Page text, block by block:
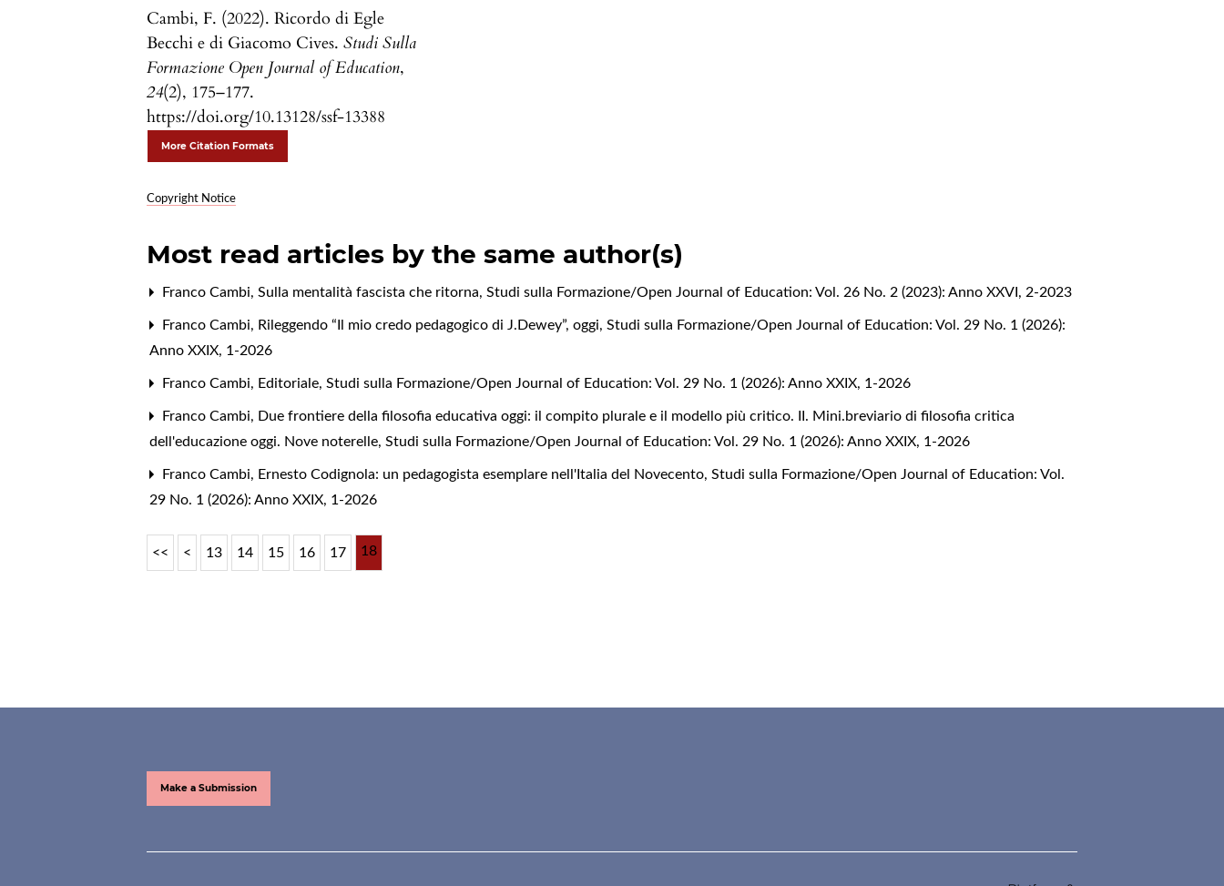
Cambi, F. (2022). Ricordo di Egle
Becchi e di Giacomo Cives.Studi Sulla
Formazione Open Journal of Education,
24(2), 175–177.
https://doi.org/10.13128/ssf-13388
More Citation Formats
Copyright Notice
Most read articles by the same author(s)
Franco Cambi,Sulla mentalità fascista che ritorna,Studi sulla Formazione/Open Journal of Education: Vol. 26 No. 2 (2023): Anno XXVI, 2-2023
Franco Cambi, Rileggendo “Il mio credo pedagogico di J.Dewey”, oggi,Studi sulla Formazione/Open Journal of Education: Vol. 29 No. 1 (2026):
Anno XXIX, 1-2026
Franco Cambi, Editoriale,Studi sulla Formazione/Open Journal of Education: Vol. 29 No. 1 (2026): Anno XXIX, 1-2026
Franco Cambi, Due frontiere della filosofia educativa oggi: il compito plurale e il modello più critico. II. Mini.breviario di filosofia critica
dell'educazione oggi. Nove noterelle,Studi sulla Formazione/Open Journal of Education: Vol. 29 No. 1 (2026): Anno XXIX, 1-2026
Franco Cambi, Ernesto Codignola: un pedagogista esemplare nell'Italia del Novecento,Studi sulla Formazione/Open Journal of Education: Vol.
29 No. 1 (2026): Anno XXIX, 1-2026
<< < 13 14 15 16 17 18
Make a Submission